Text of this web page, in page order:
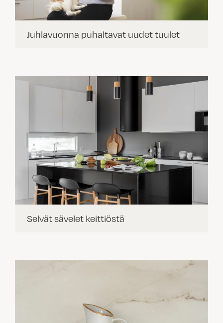
Juhlavuonna puhaltavat uudet tuulet
Selvät sävelet keittiöstä